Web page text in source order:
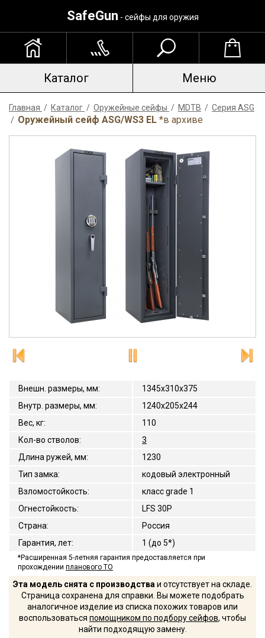
SafeGun - сейфы для оружия
Каталог Меню
Главная / Каталог / Оружейные сейфы / MDTB / Серия ASG
/ Оружейный сейф ASG/WS3 EL *в архиве
Внешн. размеры, мм:
1345x310x375
Внутр. размеры, мм:
1240x205x244
Вес, кг:
110
Кол-во стволов:
3
Длина ружей, мм:
1230
Тип замка:
кодовый электронный
Взломостойкость:
класс grade 1
Огнестойкость:
LFS 30P
Страна:
Россия
Гарантия, лет: 1 (до 5*)
*Расширенная 5-летняя гарантия предоставляется при
прохождении планового ТО
Эта модель снята с производства и отсутствует на складе.
Страница сохранена для справки. Вы можете подобрать
аналогичное изделие из списка похожих товаров или
воспользоваться помощником по подбору сейфов, чтобы
найти подходящую замену.